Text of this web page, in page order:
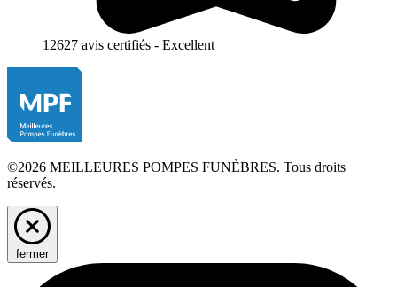
12627 avis certifiés - Excellent
©2026 MEILLEURES POMPES FUNÈBRES. Tous droits
réservés.
fermer